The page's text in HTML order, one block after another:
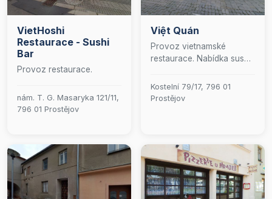
VietHoshi
Restaurace - Sushi
Bar
Provoz restaurace.
nám. T. G. Masaryka 121/11,
796 01 Prostějov
Việt Quán
Provoz vietnamské
restaurace. Nabídka sushi.
pokrmy z různých koutů
Asie.
Kostelní 79/17, 796 01
Prostějov